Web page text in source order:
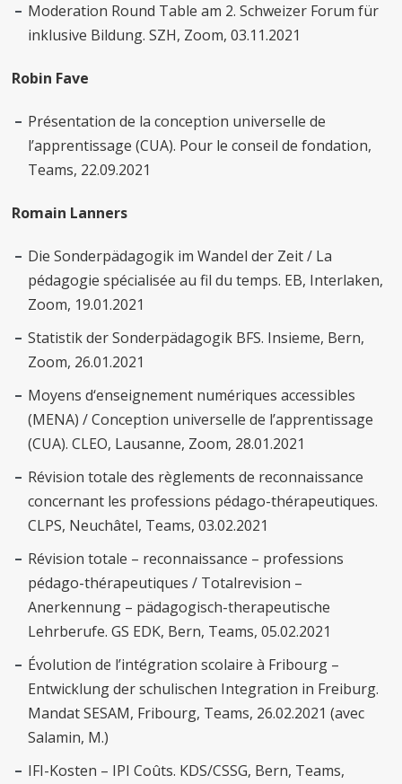
Moderation Round Table am 2. Schweizer Forum für
inklusive Bildung. SZH, Zoom, 03.11.2021
Robin Fave
Présentation de la conception universelle de
l’apprentissage (CUA). Pour le conseil de fondation,
Teams, 22.09.2021
Romain Lanners
Die Sonderpädagogik im Wandel der Zeit / La
pédagogie spécialisée au fil du temps. EB, Interlaken,
Zoom, 19.01.2021
Statistik der Sonderpädagogik BFS. Insieme, Bern,
Zoom, 26.01.2021
Moyens d‘enseignement numériques accessibles
(MENA) / Conception universelle de l’apprentissage
(CUA). CLEO, Lausanne, Zoom, 28.01.2021
Révision totale des règlements de reconnaissance
concernant les professions pédago-thérapeutiques.
CLPS, Neuchâtel, Teams, 03.02.2021
Révision totale – reconnaissance – professions
pédago-thérapeutiques / Totalrevision –
Anerkennung – pädagogisch-therapeutische
Lehrberufe. GS EDK, Bern, Teams, 05.02.2021
Évolution de l’intégration scolaire à Fribourg –
Entwicklung der schulischen Integration in Freiburg.
Mandat SESAM, Fribourg, Teams, 26.02.2021 (avec
Salamin, M.)
IFI-Kosten – IPI Coûts. KDS/CSSG, Bern, Teams,